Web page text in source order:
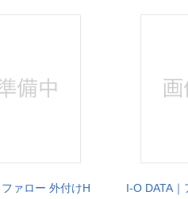
ァロー 外付けH
I-O DATA